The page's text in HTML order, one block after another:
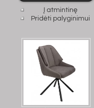
Į atmintinę
Pridėti palyginimui